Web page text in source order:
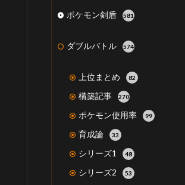
ポケモン剣盾 581
ダブルバトル 574
上位まとめ 82
構築記事 270
ポケモン使用率 99
育成論 33
シリーズ1 48
シリーズ2 53